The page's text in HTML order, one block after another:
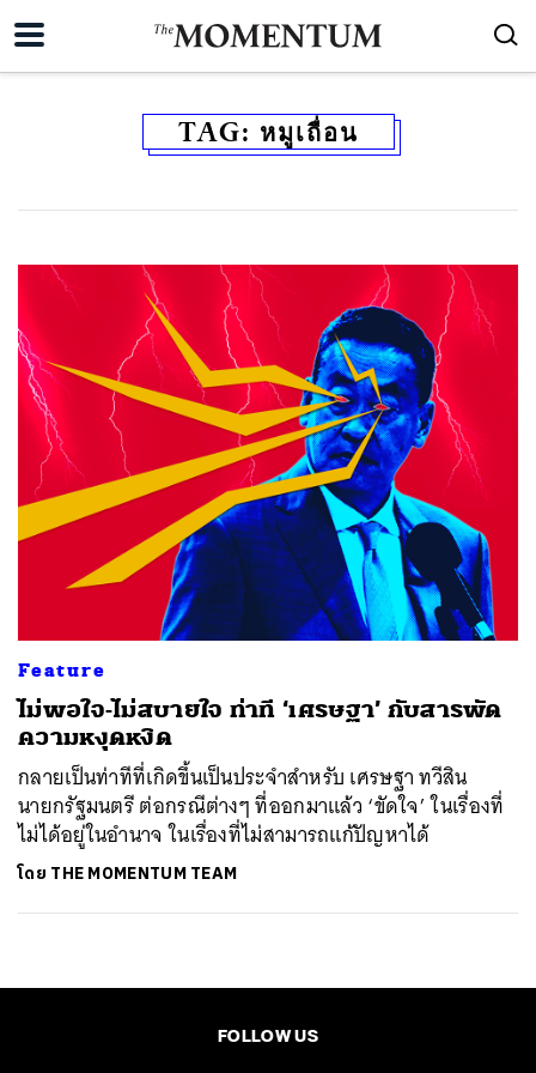
TAG: หมูเถื่อน
Feature
ไม่พอใจ-ไม่สบายใจ ท่าที ‘เศรษฐา’ กับสารพัด
ความหงุดหงิด
กลายเป็นท่าทีที่เกิดขึ้นเป็นประจำสำหรับ เศรษฐา ทวีสิน
นายกรัฐมนตรี ต่อกรณีต่างๆ ที่ออกมาแล้ว ‘ขัดใจ’ ในเรื่องที่
ไม่ได้อยู่ในอำนาจ ในเรื่องที่ไม่สามารถแก้ปัญหาได้
โดย THE MOMENTUM TEAM
FOLLOW US
SHARE TWEET LINE EMAIL